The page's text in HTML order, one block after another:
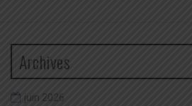
Archives
juin 2026